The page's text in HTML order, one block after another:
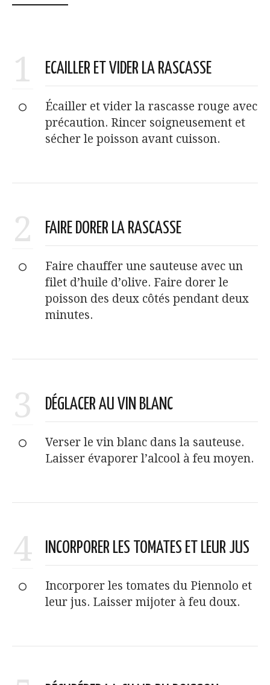
1 ECAILLER ET VIDER LA RASCASSE
Écailler et vider la rascasse rouge avec
précaution. Rincer soigneusement et
sécher le poisson avant cuisson.
2 FAIRE DORER LA RASCASSE
Faire chauffer une sauteuse avec un
filet d’huile d’olive. Faire dorer le
poisson des deux côtés pendant deux
minutes.
3 DÉGLACER AU VIN BLANC
Verser le vin blanc dans la sauteuse.
Laisser évaporer l’alcool à feu moyen.
4 INCORPORER LES TOMATES ET LEUR JUS
Incorporer les tomates du Piennolo et
leur jus. Laisser mijoter à feu doux.